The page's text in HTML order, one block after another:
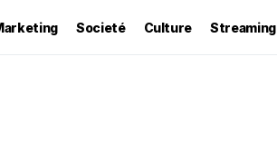
Societé Culture Streaming